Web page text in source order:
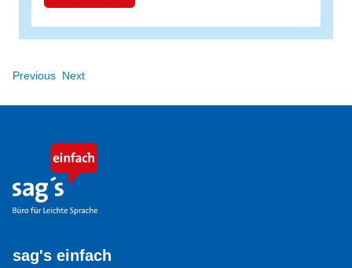
Previous Next
sag's einfach